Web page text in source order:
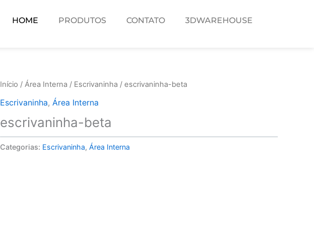
HOME PRODUTOS CONTATO 3DWAREHOUSE
Início / Área Interna / Escrivaninha / escrivaninha-beta
Escrivaninha, Área Interna
escrivaninha-beta
Categorias: Escrivaninha, Área Interna